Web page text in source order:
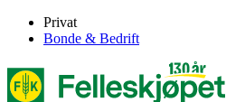
Privat
Bonde & Bedrift